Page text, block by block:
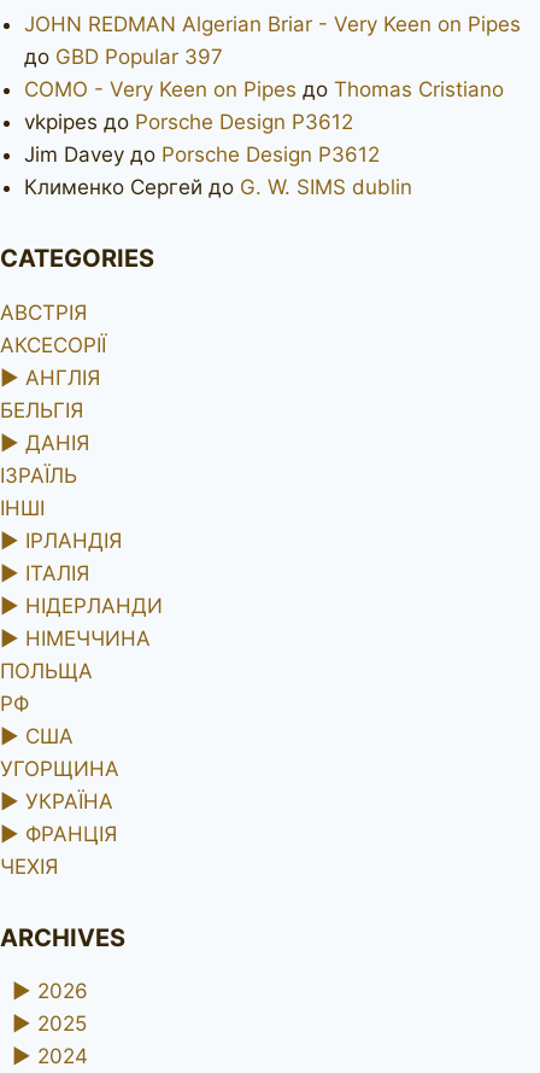
JOHN REDMAN Algerian Briar - Very Keen on Pipes
до GBD Popular 397
COMO - Very Keen on Pipes до Thomas Cristiano
vkpipes до Porsche Design P3612
Jim Davey до Porsche Design P3612
Клименко Сергей до G. W. SIMS dublin
CATEGORIES
АВСТРІЯ
АКСЕСОРІЇ
► АНГЛІЯ
БЕЛЬГІЯ
► ДАНІЯ
ІЗРАЇЛЬ
ІНШІ
► ІРЛАНДІЯ
► ІТАЛІЯ
► НІДЕРЛАНДИ
► НІМЕЧЧИНА
ПОЛЬЩА
РФ
► США
УГОРЩИНА
► УКРАЇНА
► ФРАНЦІЯ
ЧЕХІЯ
ARCHIVES
► 2026
► 2025
► 2024